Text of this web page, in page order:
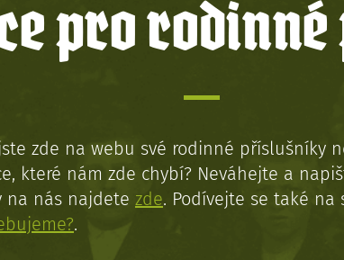
pro
zde na webu své rodinné příslušníky
které nám zde chybí? Neváhejte a
na nás najdete zde. Podívejte se také na
.